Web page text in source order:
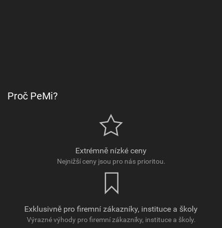
Proč PeMi?
Extrémně nízké ceny
Nejnižší ceny jsou pro nás prioritou.
Exklusivně pro firemní zákazníky, instituce a školy
Výrazné výhody pro firemní zákazníky, instituce a školy.